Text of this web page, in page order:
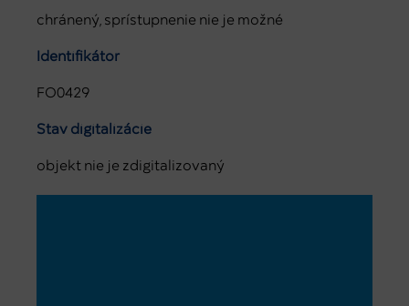
chránený, sprístupnenie nie je možné
Identifikátor
FO0429
Stav digitalizácie
objekt nie je zdigitalizovaný